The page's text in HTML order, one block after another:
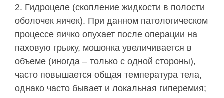
Гидроцеле (скопление жидкости в полости
оболочек яичек). При данном патологическом
процессе яичко опухает после операции на
паховую грыжу, мошонка увеличивается в
объеме (иногда – только с одной стороны),
часто повышается общая температура тела,
однако часто бывает и локальная гиперемия;